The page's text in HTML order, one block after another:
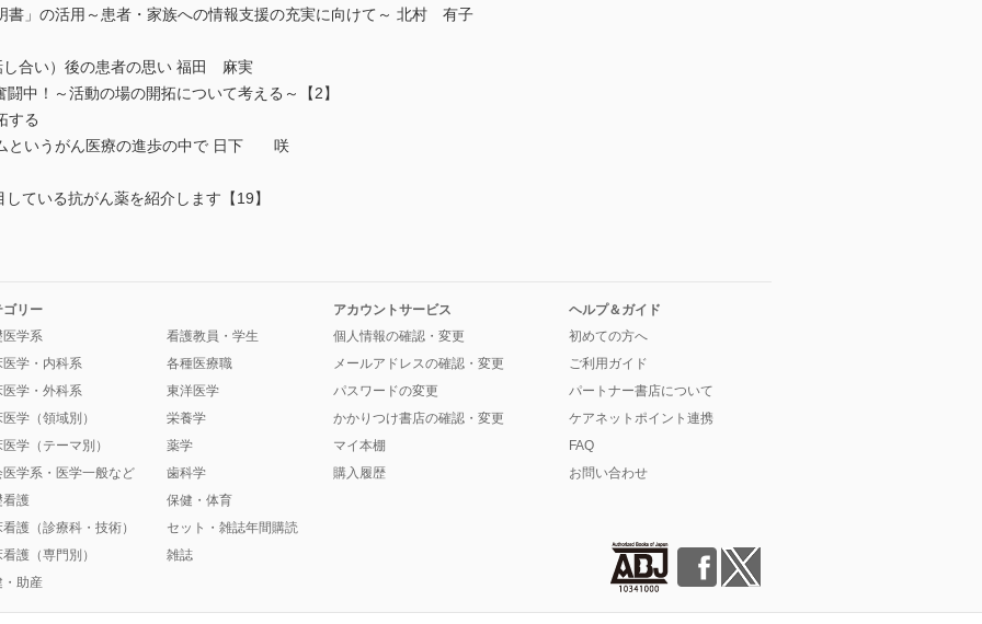
書」の活用～患者・家族への情報支援の充実に向けて～ 北村 有子
合い）後の患者の思い 福田 麻実
中！～活動の場の開拓について考える～【2】
する
というがん医療の進歩の中で 日下 咲
ている抗がん薬を紹介します【19】
ゴリー
医学系
医学・内科系
医学・外科系
学（領域別）
学（テーマ別）
医学系・医学一般など
看護
護（診療科・技術）
護（専門別）
・助産
看護教員・学生
各種医療職
東洋医学
栄養学
薬学
歯科学
保健・体育
セット・雑誌年間購読
雑誌
アカウントサービス
個人情報の確認・変更
メールアドレスの確認・変更
パスワードの変更
かかりつけ書店の確認・変更
マイ本棚
購入履歴
ヘルプ＆ガイド
初めての方へ
ご利用ガイド
パートナー書店について
ケアネットポイント連携
FAQ
お問い合わせ